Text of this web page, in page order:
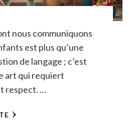
nous communiquons
est plus qu’une
de langage ; c’est
art qui requiert
respect. …